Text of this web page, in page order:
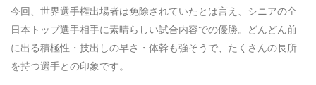
今回、世界選手権出場者は免除されていたとは言え、シニアの全
日本トップ選手相手に素晴らしい試合内容での優勝。どんどん前
に出る積極性・技出しの早さ・体幹も強そうで、たくさんの長所
を持つ選手との印象です。